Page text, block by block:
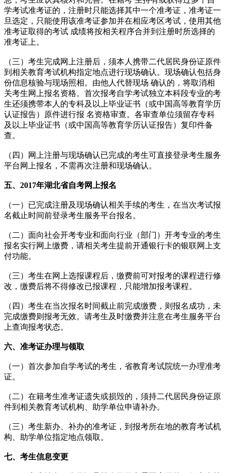
学考试准考证的，注册时只能选择其中一个准考证，准考证一
旦选定，只能使用该准考证参加并在相应考区考试，使用其他
准考证取得的考试 成绩将按相关程序合并到注册时所选择的
准考证上。
（三）考生完成网上注册后，须本人携带二代居民身份证原件
到相关教育考试机构指定地点进行现场确认。现场确认包括身
份信息核验与现场照相。由他人代替现场 确认的，将取消相
关考生网上报名资格。首次报考自学考试独立本科段专业的考
生还须携带本人的专科及以上毕业证书（或中国高等教育学历
认证报告）原件进行报 名资格审查。各审查单位须留存专科
及以上毕业证书（或中国高等教育学历认证报告）复印件备
查。
（四）网上注册与现场确认已完成的考生可直接登录考生服务
平台网上报名，不需再次注册和现场确认。
五、 2017年湖北省自考网上报名
（一）已完成注册及现场确认相关手续的考生，在当次考试报
名截止时间前登录考生服务平台报名。
（二）面向社会开考专业和面向行业（部门）开考专业的考生
报名实行网上缴费，请相关考生提前开通银行卡的银联网上支
付功能。
（三）考生在网上选报课程后，缴费前可对报考的课程进行修
改，缴费后将不得修改已报课程，只能增加报考课程。
（四）考生在当次报名时间截止前完成缴费，则报名成功，未
完成缴费则报考无效。请考生及时缴费并注意在考生服务平台
上查询报考状态。
六、准考证办理与领取
（一）首次参加自学考试的考生，省教育考试院统一办理准考
证。
（二）在籍考生准考证遗失或损毁的，须持二代居民身份证原
件到相关教育考试机构、助学单位申请补办。
（三）考生新办、补办的准考证，到报考所在地的教育考试机
构、助学单位指定地点领取。
七、考生信息变更